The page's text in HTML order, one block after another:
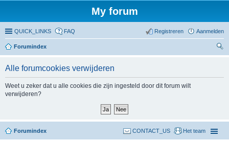
My forum
QUICK_LINKS FAQ Aanmelden
Registreren
Forumindex
Alle forumcookies verwijderen
Weet u zeker dat u alle cookies die zijn ingesteld door dit forum wilt
verwijderen?
Forumindex Het team
CONTACT_US